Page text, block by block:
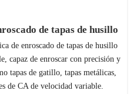
de tapas de husillo
de enroscado de tapas de husillo
capaz de enroscar con precisión y
tapas de gatillo, tapas metálicas,
de CA de velocidad variable.